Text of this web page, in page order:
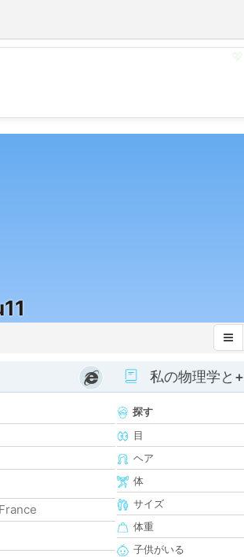
💕
私の物理学と+
探す
目
ヘア
体
サイズ
体重
子供がいる